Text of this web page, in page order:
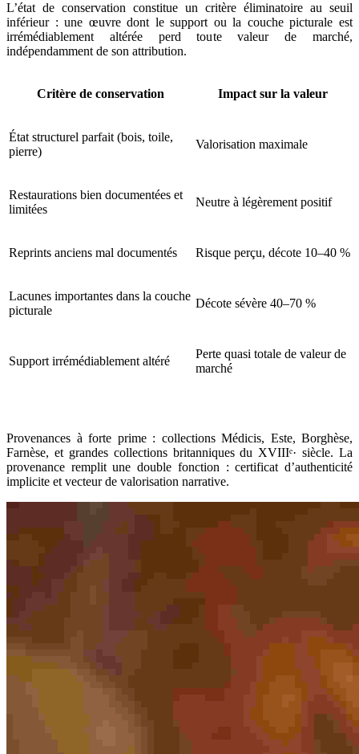
L’état de conservation constitue un critère éliminatoire au seuil
inférieur : une œuvre dont le support ou la couche picturale est
irrémédiablement altérée perd toute valeur de marché,
indépendamment de son attribution.
Critère de conservation Impact sur la valeur
État structurel parfait (bois, toile,
pierre)
Valorisation maximale
Restaurations bien documentées et
limitées
Neutre à légèrement positif
Reprints anciens mal documentés Risque perçu, décote 10–40 %
Lacunes importantes dans la couche
picturale
Décote sévère 40–70 %
Support irrémédiablement altéré
Perte quasi totale de valeur de
marché
Provenances à forte prime : collections Médicis, Este, Borghèse,
Farnèse, et grandes collections britanniques du XVIIIᵉ· siècle. La
provenance remplit une double fonction : certificat d’authenticité
implicite et vecteur de valorisation narrative.